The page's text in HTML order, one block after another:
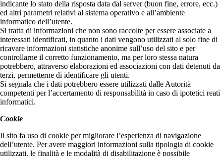
indicante lo stato della risposta data dal server (buon fine, errore, ecc.)
ed altri parametri relativi al sistema operativo e all’ambiente
informatico dell’utente.
Si tratta di informazioni che non sono raccolte per essere associate a
interessati identificati, in quanto i dati vengono utilizzati al solo fine di
ricavare informazioni statistiche anonime sull’uso del sito e per
controllarne il corretto funzionamento, ma per loro stessa natura
potrebbero, attraverso elaborazioni ed associazioni con dati detenuti da
terzi, permetterne di identificare gli utenti.
Si segnala che i dati potrebbero essere utilizzati dalle Autorità
competenti per l’accertamento di responsabilità in caso di ipotetici reati
informatici.
Cookie
Il sito fa uso di cookie per migliorare l’esperienza di navigazione
dell’utente. Per avere maggiori informazioni sulla tipologia di cookie
utilizzati, le finalità e le modalità di disabilitazione è possibile